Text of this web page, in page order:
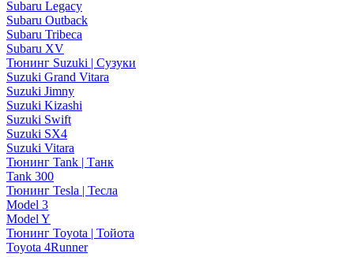
Subaru Legacy
Subaru Outback
Subaru Tribeca
Subaru XV
Тюнинг Suzuki | Сузуки
Suzuki Grand Vitara
Suzuki Jimny
Suzuki Kizashi
Suzuki Swift
Suzuki SX4
Suzuki Vitara
Тюнинг Tank | Танк
Tank 300
Тюнинг Tesla | Тесла
Model 3
Model Y
Тюнинг Toyota | Тойота
Toyota 4Runner